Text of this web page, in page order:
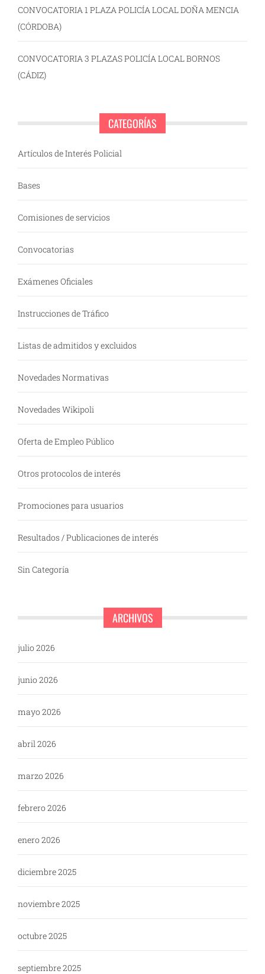
CONVOCATORIA 1 PLAZA POLICÍA LOCAL DOÑA MENCIA
(CÓRDOBA)
CONVOCATORIA 3 PLAZAS POLICÍA LOCAL BORNOS
(CÁDIZ)
CATEGORÍAS
Artículos de Interés Policial
Bases
Comisiones de servicios
Convocatorias
Exámenes Oficiales
Instrucciones de Tráfico
Listas de admitidos y excluidos
Novedades Normativas
Novedades Wikipoli
Oferta de Empleo Público
Otros protocolos de interés
Promociones para usuarios
Resultados / Publicaciones de interés
Sin Categoría
ARCHIVOS
julio 2026
junio 2026
mayo 2026
abril 2026
marzo 2026
febrero 2026
enero 2026
diciembre 2025
noviembre 2025
octubre 2025
septiembre 2025